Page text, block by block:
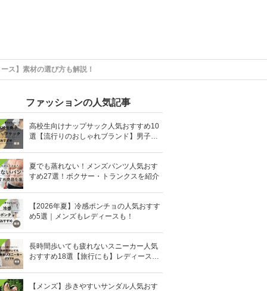
ス】素材の選び方も解説！
ファッションの人気記事
高校生向けナップサック人気おすすめ10
選【流行りのおしゃれブランド】男子・
夏でも蒸れない！メンズパンツ人気おす
すめ27選！ボクサー・トランクスを紹介
【2026年夏】冷感ポンチョの人気おすす
め5選｜メンズもレディースも！
長時間歩いても疲れないスニーカー人気
おすすめ18選【旅行にも】レディース・
【メンズ】歩きやすいサンダル人気おす